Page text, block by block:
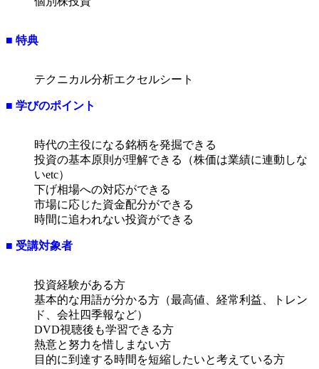
■ 特典
テクニカル分析エクセルシート
■ 学びのポイント
時代の主役になる銘柄を発掘できる
投資の基本原則が理解できる（株価は業績に連動しな
いetc）
下げ相場への対応ができる
市場に応じた資金配分ができる
時間に追われない投資ができる
■ 受講対象者
投資経験がある方
基本的な用語が分かる方（最高値、経常利益、トレン
ド、会社四季報など）
DVD視聴後も学習できる方
熱意と努力を惜しまない方
目的に到達する時間を短縮したいと考えている方